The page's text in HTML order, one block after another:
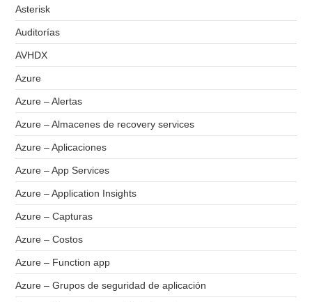
Asterisk
Auditorías
AVHDX
Azure
Azure – Alertas
Azure – Almacenes de recovery services
Azure – Aplicaciones
Azure – App Services
Azure – Application Insights
Azure – Capturas
Azure – Costos
Azure – Function app
Azure – Grupos de seguridad de aplicación